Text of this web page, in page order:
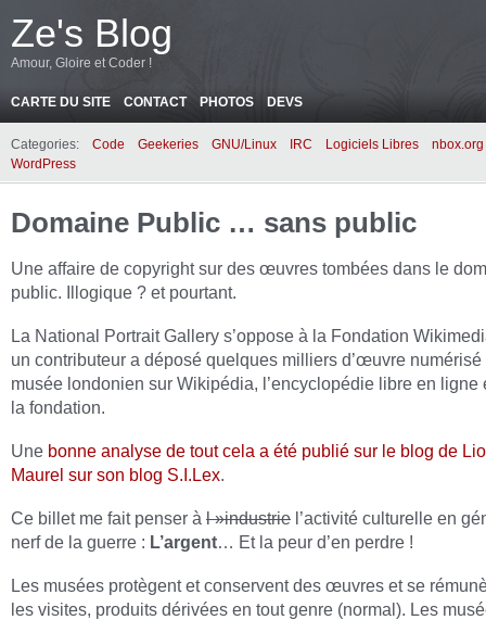
Ze's Blog
Amour, Gloire et Coder !
CARTE DU SITE CONTACT PHOTOS DEVS
Categories: Code Geekeries GNU/Linux IRC Logiciels Libres
nbox.org
WordPress
Domaine Public … sans public
Une affaire de copyright sur des œuvres tombées dans le
public. Illogique ? et pourtant.
La National Portrait Gallery s’oppose à la Fondation
un contributeur a déposé quelques milliers d’œuvre numérisé
musée londonien sur Wikipédia, l’encyclopédie libre en ligne
la fondation.
Une bonne analyse de tout cela a été publié sur le blog de
Maurel sur son blog S.I.Lex.
Ce billet me fait penser à l »industrie l’activité culturelle en
nerf de la guerre : L’argent… Et la peur d’en perdre !
Les musées protègent et conservent des œuvres et se
les visites, produits dérivées en tout genre (normal). Les